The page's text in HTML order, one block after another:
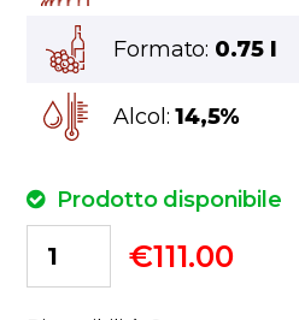
Formato: 0.75 l
Alcol:14,5%
Prodotto disponibile
€111.00